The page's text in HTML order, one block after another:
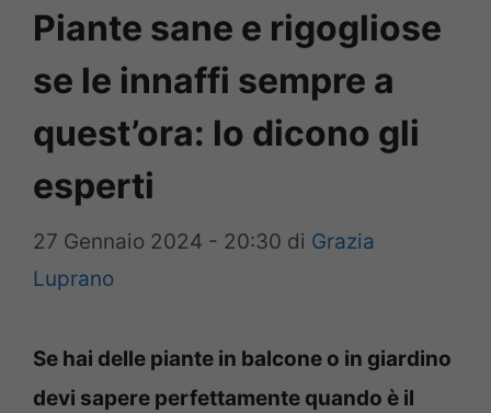
Piante sane e rigogliose
se le innaffi sempre a
quest’ora: lo dicono gli
esperti
27 Gennaio 2024 - 20:30 di Grazia
Luprano
Se hai delle piante in balcone o in giardino
devi sapere perfettamente quando è il